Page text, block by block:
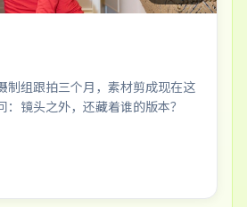
制组跟拍三个月，素材剪成现在这
：镜头之外，还藏着谁的版本？